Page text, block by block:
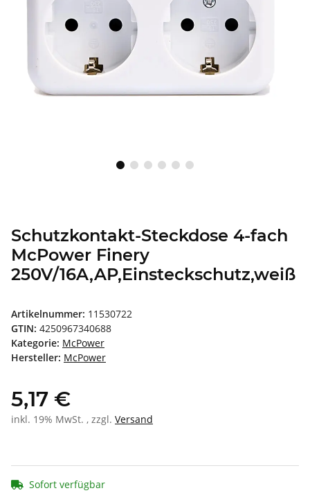
Schutzkontakt-Steckdose 4-fach
McPower Finery
250V/16A,AP,Einsteckschutz,weiß
Artikelnummer: 11530722
GTIN: 4250967340688
Kategorie: McPower
Hersteller: McPower
5,17 €
inkl. 19% MwSt. , zzgl. Versand
Sofort verfügbar